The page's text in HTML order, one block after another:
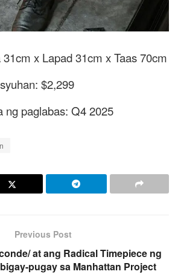
x Lapad 31cm x Taas 70cm
$2,299
ng paglabas: Q4 2025
Previous Post
at ang Radical Timepiece ng
pugay sa Manhattan Project